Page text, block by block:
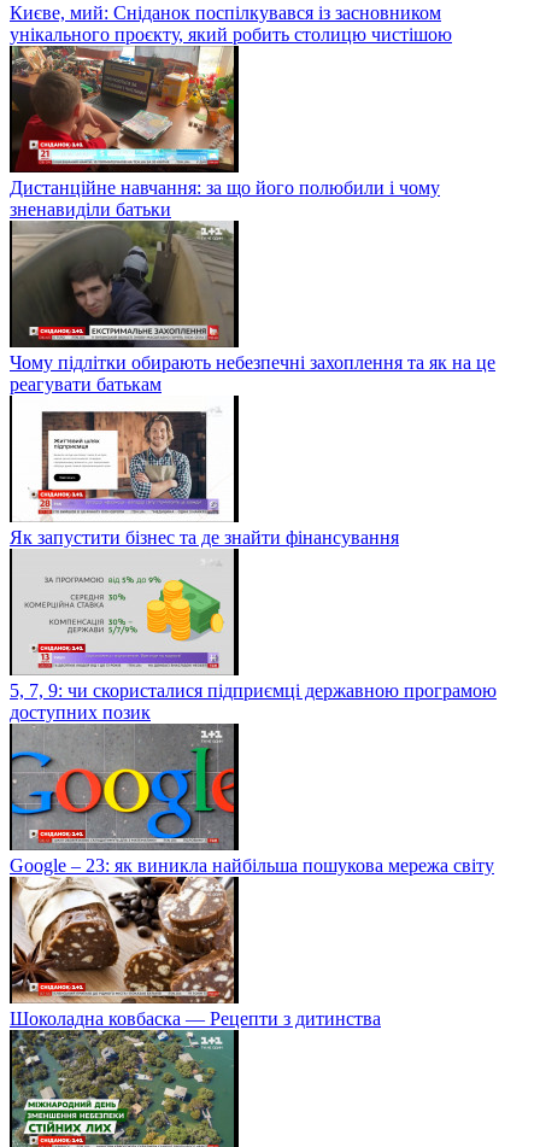
Києве, мий: Сніданок поспілкувався із засновником
унікального проєкту, який робить столицю чистішою
Дистанційне навчання: за що його полюбили і чому
зненавиділи батьки
Чому підлітки обирають небезпечні захоплення та як на це
реагувати батькам
Як запустити бізнес та де знайти фінансування
5, 7, 9: чи скористалися підприємці державною програмою
доступних позик
Google – 23: як виникла найбільша пошукова мережа світу
Шоколадна ковбаска — Рецепти з дитинства